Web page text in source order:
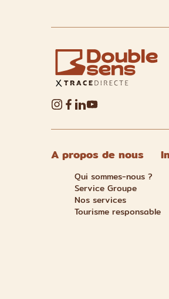
A propos de nous
Qui sommes-nous ?
Service Groupe
Nos services
Tourisme responsable